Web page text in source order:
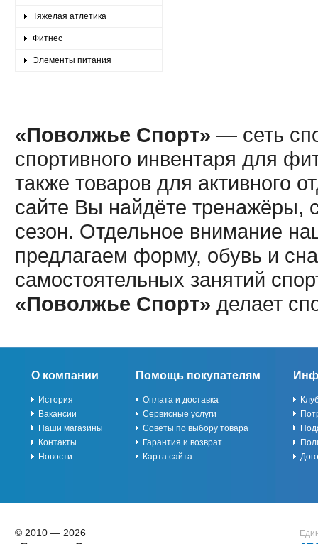
Тяжелая атлетика
Фитнес
Элементы питания
«Поволжье Спорт» — сеть
спортивного инвентаря для
также товаров для активного
сайте Вы найдёте тренажёры,
сезон. Отдельное внимание
предлагаем форму, обувь и
самостоятельных занятий
«Поволжье Спорт» делает
О компании
История
Вакансии
Наши магазины
Контакты
Новости
Помощь покупателям
Оплата и доставка
Сервисные услуги
Советы по выбору товара
Гарантия и возврат
Карта сайта
© 2010 — 2026